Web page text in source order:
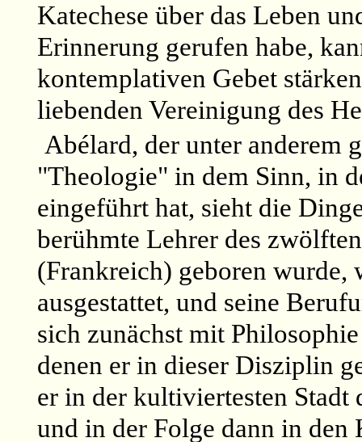
Katechese über das Leben
Erinnerung gerufen habe,
kontemplativen Gebet
liebenden Vereinigung des
Abélard, der unter anderem
"Theologie" in dem Sinn, in
eingeführt hat, sieht die
berühmte Lehrer des
(Frankreich) geboren
ausgestattet, und seine
sich zunächst mit
denen er in dieser Disziplin
er in der kultiviertesten Stadt
und in der Folge dann in den